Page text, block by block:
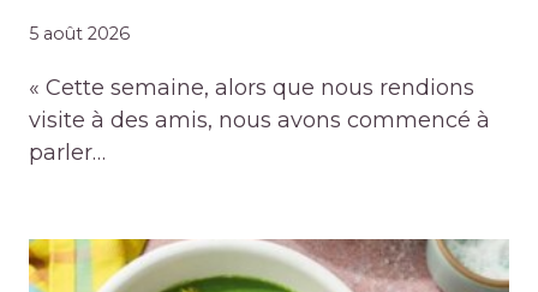
5 août 2026
« Cette semaine, alors que nous rendions
visite à des amis, nous avons commencé à
parler…